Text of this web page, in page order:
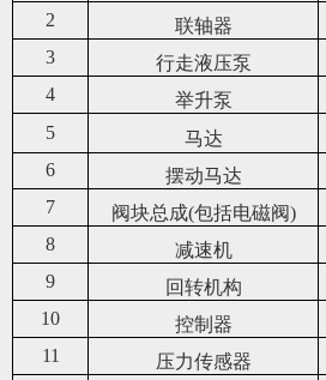
2
联轴器
3
行走液压泵
4
举升泵
5
马达
6
摆动马达
7
阀块总成(包括电磁阀)
8
减速机
9
回转机构
10
控制器
11
压力传感器